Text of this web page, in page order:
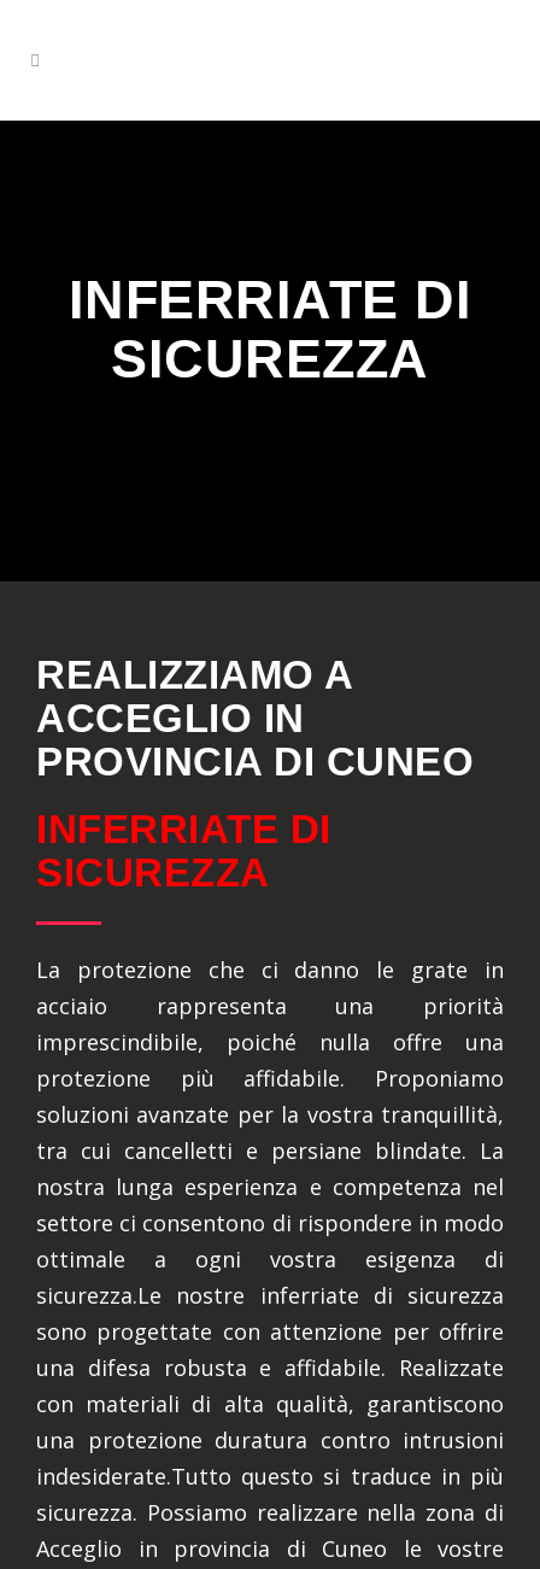
INFERRIATE DI
SICUREZZA
REALIZZIAMO A
ACCEGLIO IN
PROVINCIA DI CUNEO
INFERRIATE DI
SICUREZZA
La protezione che ci danno le grate in
acciaio rappresenta una priorità
imprescindibile, poiché nulla offre una
protezione più affidabile. Proponiamo
soluzioni avanzate per la vostra tranquillità,
tra cui cancelletti e persiane blindate. La
nostra lunga esperienza e competenza nel
settore ci consentono di rispondere in modo
ottimale a ogni vostra esigenza di
sicurezza.Le nostre inferriate di sicurezza
sono progettate con attenzione per offrire
una difesa robusta e affidabile. Realizzate
con materiali di alta qualità, garantiscono
una protezione duratura contro intrusioni
indesiderate.Tutto questo si traduce in più
sicurezza. Possiamo realizzare nella zona di
Acceglio in provincia di Cuneo le vostre